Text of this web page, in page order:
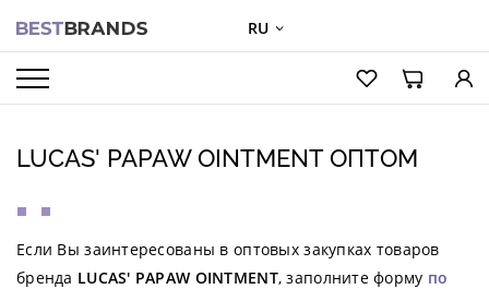
RU
LUCAS' PAPAW OINTMENT ОПТОМ
Если Вы заинтересованы в оптовых закупках товаров
бренда LUCAS' PAPAW OINTMENT, заполните форму по
О БРЕНДАХ
КАТАЛОГ
ОПТОВЫЕ ПРОДАЖИ